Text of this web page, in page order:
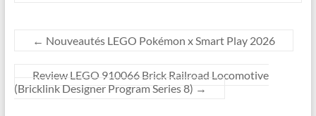
← Nouveautés LEGO Pokémon x Smart Play 2026
Review LEGO 910066 Brick Railroad Locomotive
(Bricklink Designer Program Series 8) →